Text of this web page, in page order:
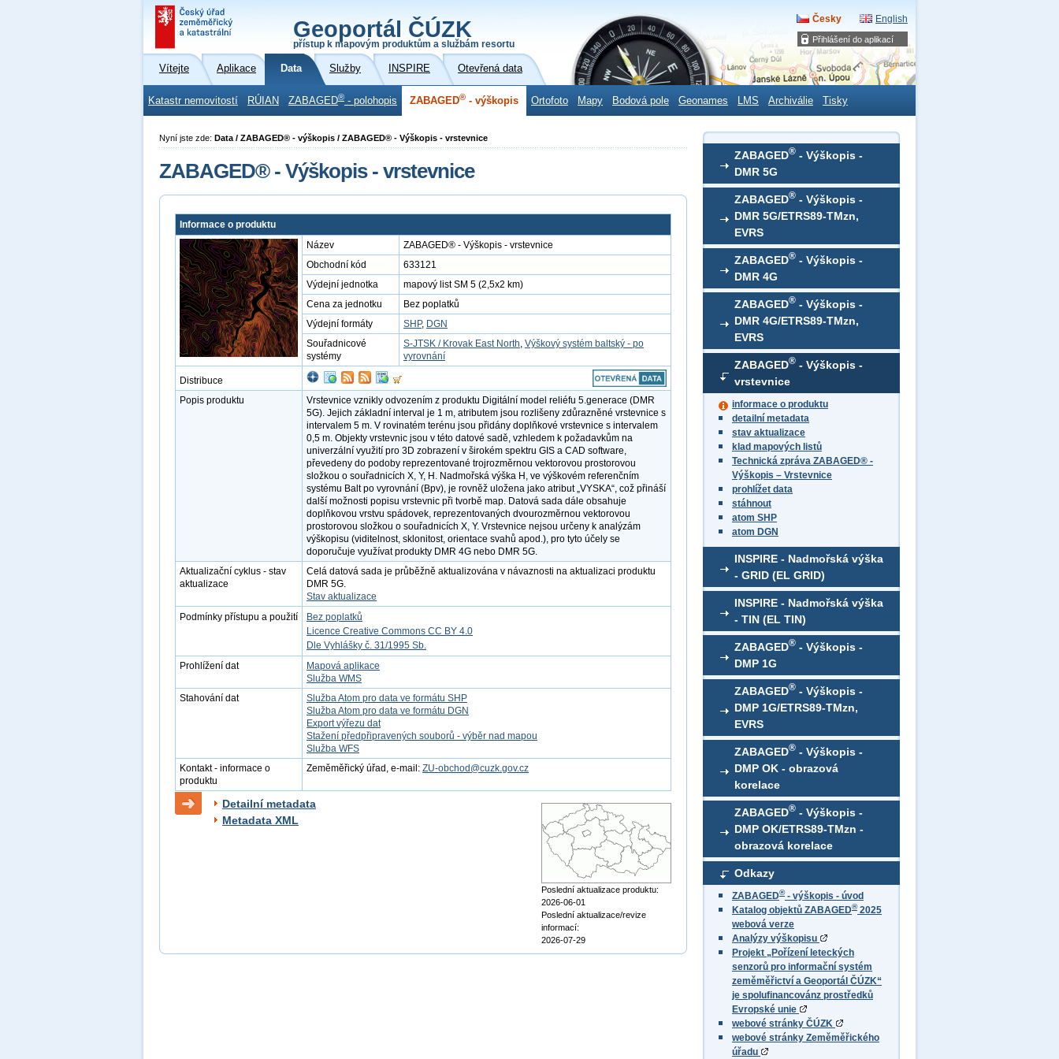
Přihlášení do aplikací
Geoportál ČÚZK
přístup k mapovým produktům a službám resortu
Česky English
Vítejte Aplikace Data Služby INSPIRE Otevřená data
Katastr nemovitostí RÚIAN ZABAGED® - polohopis ZABAGED® - výškopis Ortofoto Mapy Bodová pole Geonames LMS Archiválie Tisky
ZABAGED® - Výškopis -
DMR 5G
ZABAGED® - Výškopis -
DMR 5G/ETRS89-TMzn,
EVRS
ZABAGED® - Výškopis -
DMR 4G
ZABAGED® - Výškopis -
DMR 4G/ETRS89-TMzn,
EVRS
ZABAGED® - Výškopis -
vrstevnice
informace o produktu
detailní metadata
stav aktualizace
klad mapových listů
Technická zpráva ZABAGED® -
Výškopis – Vrstevnice
prohlížet data
stáhnout
atom SHP
atom DGN
INSPIRE - Nadmořská výška
- GRID (EL GRID)
INSPIRE - Nadmořská výška
- TIN (EL TIN)
ZABAGED® - Výškopis -
DMP 1G
ZABAGED® - Výškopis -
DMP 1G/ETRS89-TMzn,
EVRS
ZABAGED® - Výškopis -
DMP OK - obrazová
korelace
ZABAGED® - Výškopis -
DMP OK/ETRS89-TMzn -
obrazová korelace
Odkazy
ZABAGED®- výškopis - úvod
Katalog objektů ZABAGED®2025
webová verze
Analýzy výškopisu
Projekt „Pořízení leteckých
senzorů pro informační systém
zeměměřictví a Geoportál ČÚZK“
je spolufinancovánz prostředků
Evropské unie
webové stránky ČÚZK
webové stránky Zeměměřického
úřadu
Nyní jste zde: Data / ZABAGED® - výškopis / ZABAGED® - Výškopis - vrstevnice
ZABAGED® - Výškopis - vrstevnice
Informace o produktu
Název
ZABAGED® - Výškopis - vrstevnice
Obchodní kód
633121
Výdejní jednotka
mapový list SM 5 (2,5x2 km)
Cena za jednotku
Bez poplatků
Výdejní formáty
SHP, DGN
Souřadnicové
systémy
S-JTSK / Krovak East North, Výškový systém baltský - po
vyrovnání
Distribuce
Popis produktu
Vrstevnice vznikly odvozením z produktu Digitální model reliéfu 5.generace (DMR
5G). Jejich základní interval je 1 m, atributem jsou rozlišeny zdůrazněné vrstevnice s
intervalem 5 m. V rovinatém terénu jsou přidány doplňkové vrstevnice s intervalem
0,5 m. Objekty vrstevnic jsou v této datové sadě, vzhledem k požadavkům na
univerzální využití pro 3D zobrazení v širokém spektru GIS a CAD software,
převedeny do podoby reprezentované trojrozměrnou vektorovou prostorovou
složkou o souřadnicích X, Y, H. Nadmořská výška H, ve výškovém referenčním
systému Balt po vyrovnání (Bpv), je rovněž uložena jako atribut „VYSKA“, což přináší
další možnosti popisu vrstevnic při tvorbě map. Datová sada dále obsahuje
doplňkovou vrstvu spádovek, reprezentovaných dvourozměrnou vektorovou
prostorovou složkou o souřadnicích X, Y. Vrstevnice nejsou určeny k analýzám
výškopisu (viditelnost, sklonitost, orientace svahů apod.), pro tyto účely se
doporučuje využívat produkty DMR 4G nebo DMR 5G.
Aktualizační cyklus - stav
aktualizace
Celá datová sada je průběžně aktualizována v návaznosti na aktualizaci produktu
DMR 5G.
Stav aktualizace
Podmínky přístupu a použití
Bez poplatků
Licence Creative Commons CC BY 4.0
Dle Vyhlášky č. 31/1995 Sb.
Prohlížení dat
Mapová aplikace
Služba WMS
Stahování dat
Služba Atom pro data ve formátu SHP
Služba Atom pro data ve formátu DGN
Export výřezu dat
Stažení předpřipravených souborů - výběr nad mapou
Služba WFS
Kontakt - informace o
produktu
Zeměměřický úřad, e-mail: ZU-obchod@cuzk.gov.cz
Detailní metadata
Metadata XML
Poslední aktualizace produktu:
2026-06-01
Poslední aktualizace/revize
informací:
2026-07-29